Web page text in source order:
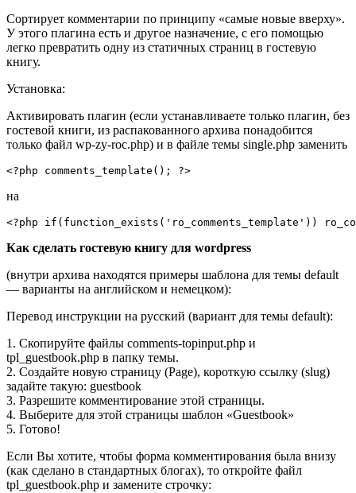
Сортирует комментарии по принципу «самые новые вверху».
У этого плагина есть и другое назначение, с его помощью
легко превратить одну из статичных страниц в гостевую
книгу.
Установка:
Активировать плагин (если устанавливаете только плагин, без
гостевой книги, из распакованного архива понадобится
только файл wp-zy-roc.php) и в файле темы single.php заменить
<?php comments_template(); ?>
на
<?php if(function_exists('ro_comments_template'))
Как сделать гостевую книгу для wordpress
(внутри архива находятся примеры шаблона для темы default
— варианты на английском и немецком):
Перевод инструкции на русский (вариант для темы default):
1. Скопируйте файлы comments-topinput.php и
tpl_guestbook.php в папку темы.
2. Создайте новую страницу (Page), короткую ссылку (slug)
задайте такую: guestbook
3. Разрешите комментирование этой страницы.
4. Выберите для этой страницы шаблон «Guestbook»
5. Готово!
Если Вы хотите, чтобы форма комментирования была внизу
(как сделано в стандартных блогах), то откройте файл
tpl_guestbook.php и замените строчку: